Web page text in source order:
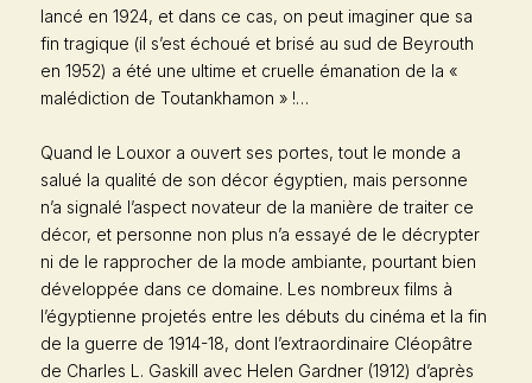
lancé en 1924, et dans ce cas, on peut imaginer que sa
fin tragique (il s’est échoué et brisé au sud de Beyrouth
en 1952) a été une ultime et cruelle émanation de la «
malédiction de Toutankhamon » !…
Quand le Louxor a ouvert ses portes, tout le monde a
salué la qualité de son décor égyptien, mais personne
n’a signalé l’aspect novateur de la manière de traiter ce
décor, et personne non plus n’a essayé de le décrypter
ni de le rapprocher de la mode ambiante, pourtant bien
développée dans ce domaine. Les nombreux films à
l’égyptienne projetés entre les débuts du cinéma et la fin
de la guerre de 1914-18, dont l’extraordinaire Cléopâtre
de Charles L. Gaskill avec Helen Gardner (1912) d’après